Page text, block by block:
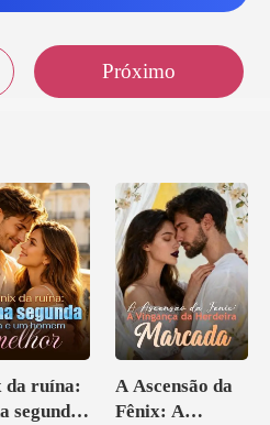
Próximo
da ruína:
segunda
A Ascensão da
Fênix: A